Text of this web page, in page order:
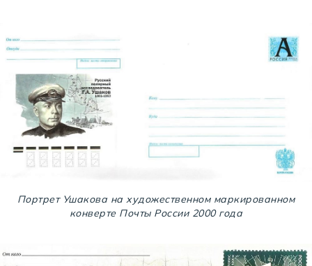
Портрет Ушакова на художественном маркированном
конверте Почты России 2000 года